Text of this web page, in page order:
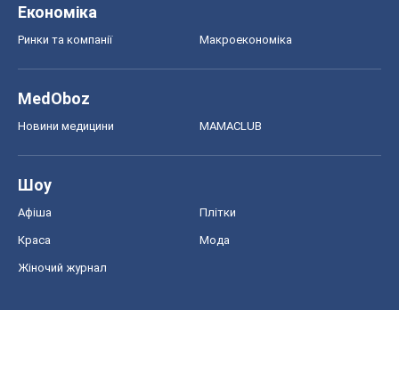
Економіка
Ринки та компанії Макроекономіка
MedOboz
Новини медицини MAMACLUB
Шоу
Афіша Плітки
Краса Мода
Жіночий журнал